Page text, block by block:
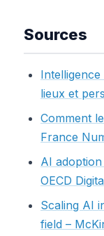
Sources
Intelligence
lieux et
Comment
France
AI
OECD
Scaling AI
field –